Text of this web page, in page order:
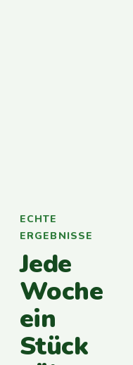
ECHTE
ERGEBNISSE
Jede
Woche
ein
Stück